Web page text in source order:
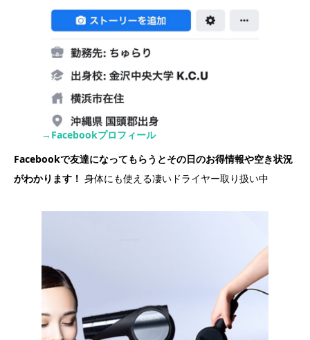
→Facebookプロフィール
Facebookで友達になってもらうとその日のお得情報や空き状況
がわかります！ 身体にも使える凄いドライヤー取り扱い中